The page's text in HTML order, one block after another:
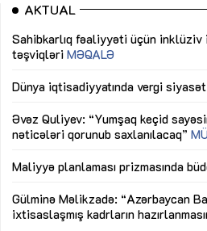
AKTUAL
Sahibkarlıq fəaliyyəti üçün inklüziv
təşviqləri MƏQALƏ
Dünya iqtisadiyyatında vergi
Əvəz Quliyev: “Yumşaq keçid
nəticələri qorunub saxlanılacaq”
Maliyyə planlaması prizmasında
Gülminə Məlikzadə: “Azərbaycan
ixtisaslaşmış kadrların